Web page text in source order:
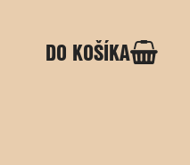
DO KOŠÍKA